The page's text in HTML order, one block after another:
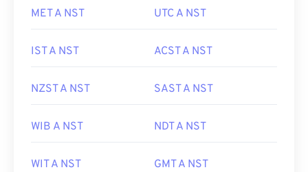
MET A NST UTC A NST
IST A NST ACST A NST
NZST A NST SAST A NST
WIB A NST NDT A NST
WIT A NST GMT A NST